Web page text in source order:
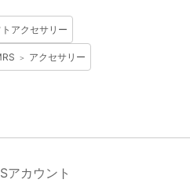
アクセサリー
＞ アクセサリー
アカウント